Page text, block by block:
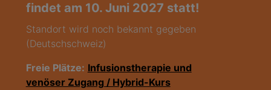
findet am 10. Juni 2027 statt!
Standort wird noch bekannt gegeben
(Deutschschweiz)
Freie Plätze: Infusionstherapie und
venöser Zugang / Hybrid-Kurs